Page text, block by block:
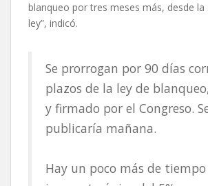
blanqueo por tres meses más, desde la
ley”, indicó.
Se prorrogan por 90 días
plazos de la ley de
y firmado por el Congreso.
publicaría mañana.
Hay un poco más de